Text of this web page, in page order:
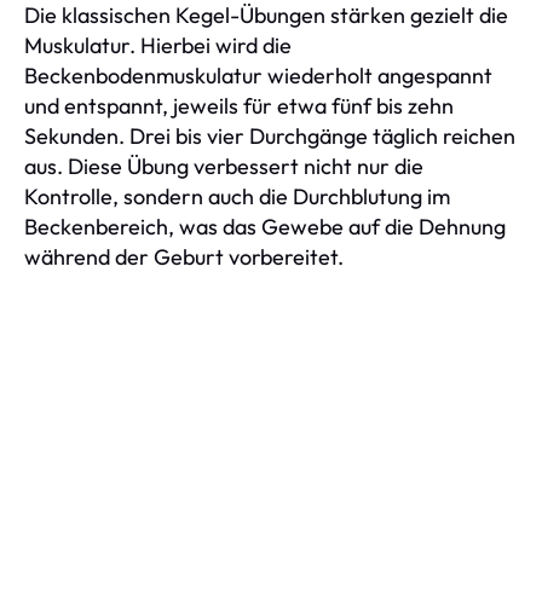
Die klassischen Kegel-Übungen stärken gezielt die
Muskulatur. Hierbei wird die
Beckenbodenmuskulatur wiederholt angespannt
und entspannt, jeweils für etwa fünf bis zehn
Sekunden. Drei bis vier Durchgänge täglich reichen
aus. Diese Übung verbessert nicht nur die
Kontrolle, sondern auch die Durchblutung im
Beckenbereich, was das Gewebe auf die Dehnung
während der Geburt vorbereitet.